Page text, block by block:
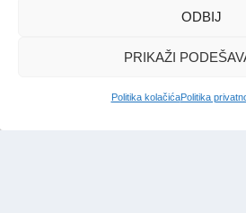
ODBIJ
PRIKAŽI
Politika kolačićaPolitika